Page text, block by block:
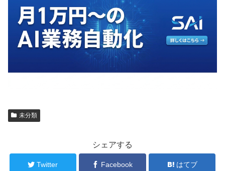
未分類
シェアする
Twitter Facebook はてブ